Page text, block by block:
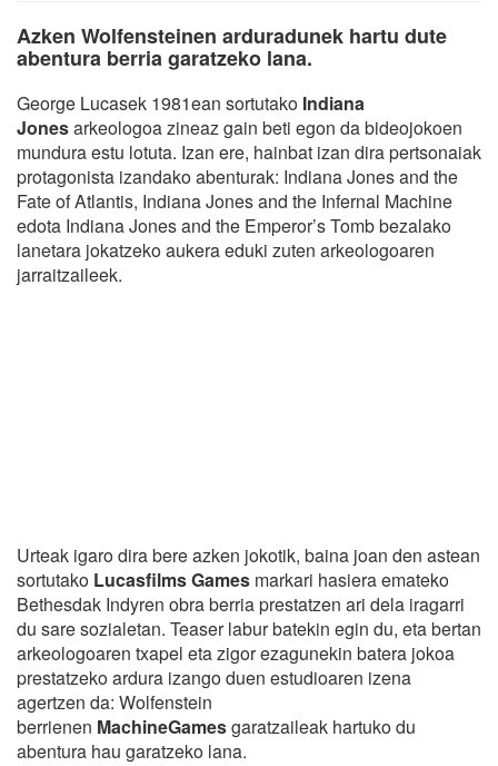
Azken Wolfensteinen arduradunek hartu dute
abentura berria garatzeko lana.
George Lucasek 1981ean sortutako Indiana
Jonesarkeologoa zineaz gain beti egon da bideojokoen
mundura estu lotuta. Izan ere, hainbat izan dira pertsonaiak
protagonista izandako abenturak: Indiana Jones and the
Fate of Atlantis, Indiana Jones and the Infernal Machine
edota Indiana Jones and the Emperor’s Tomb bezalako
lanetara jokatzeko aukera eduki zuten arkeologoaren
jarraitzaileek.
Urteak igaro dira bere azken jokotik, baina joan den astean
sortutako Lucasfilms Games markari hasiera emateko
Bethesdak Indyren obra berria prestatzen ari dela iragarri
du sare sozialetan. Teaser labur batekin egin du, eta bertan
arkeologoaren txapel eta zigor ezagunekin batera jokoa
prestatzeko ardura izango duen estudioaren izena
agertzen da: Wolfenstein
berrienen MachineGamesgaratzaileak hartuko du
abentura hau garatzeko lana.